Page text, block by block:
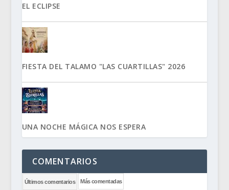
EL ECLIPSE
FIESTA DEL TALAMO "LAS CUARTILLAS" 2026
UNA NOCHE MÁGICA NOS ESPERA
COMENTARIOS
Últimos comentarios Más comentadas